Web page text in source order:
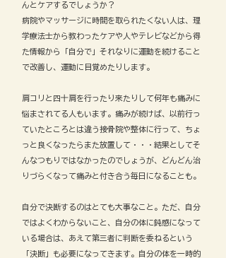
んとケアするでしょうか？
病院やマッサージに時間を取られたくない人は、理
学療法士から教わったケアや人やテレビなどから得
た情報から「自分で」それなりに運動を続けること
で改善し、運動に目覚めたりします。
肩コリと四十肩を行ったり来たりして何年も痛みに
悩まされてる人もいます。痛みが続けば、以前行っ
ていたところとは違う接骨院や整体に行って、ちょ
っと良くなったらまた放置して・・・結果としてそ
んなつもりではなかったのでしょうが、どんどん治
りづらくなって痛みと付き合う毎日になることも。
自分で決断するのはとても大事なこと。ただ、自分
ではよくわからないこと、自分の体に鈍感になって
いる場合は、あえて第三者に判断を委ねるという
「決断」も必要になってきます。自分の体を一時的